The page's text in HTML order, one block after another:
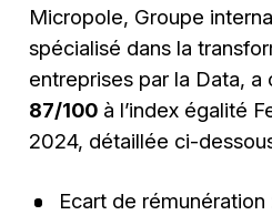
Micropole, Groupe
spécialisé dans la
entreprises par la Data, a
87/100 à l’index égalité
2024, détaillée ci-
Ecart de